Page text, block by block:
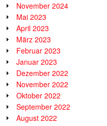
November 2024
Mai 2023
April 2023
März 2023
Februar 2023
Januar 2023
Dezember 2022
November 2022
Oktober 2022
September 2022
August 2022